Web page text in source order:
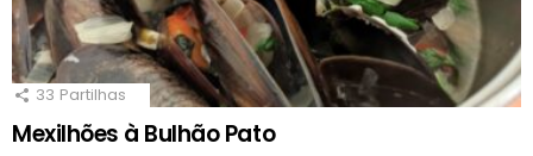
33 Partilhas
Mexilhões à Bulhão Pato